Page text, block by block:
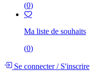
(0)
Ma liste de souhaits
(0)
Se connecter/S'inscrire